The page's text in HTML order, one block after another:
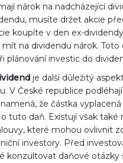
nárok na nadcházející
musíte držet akcie
koupíte v den ex-
na dividendu nárok.
plánování investic do
je další důležitý
V České republice
že částka
tuto daň. Existují však také
které mohou ovlivnit
investory. Před
konzultovat daňové otázky